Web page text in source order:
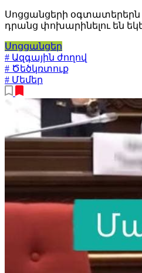
Սոցցանցերի օգտատերերն
դրանց փոխարինելու են
Սոցցանցեր
# Ազգային ժողով
# Ծեծկռտուք
# Մեմեր